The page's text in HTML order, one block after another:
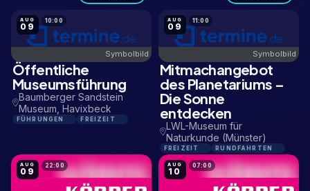
AUG
09
10:00
15,1 KM
Symbolbild
Öffentliche
Museumsführung
Baumberger Sandstein
Museum, Havixbeck
FÜHRUNGEN FREIZEIT
AUG
09
11:00
2,8 KM
Symbolbild
Mitmachangebot
des Planetariums –
Die Sonne
entdecken
LWL-Museum für
Naturkunde (Münster)
FREIZEIT RUNDFAHRTEN
AUG
09
22:00 AUG
10
07:00